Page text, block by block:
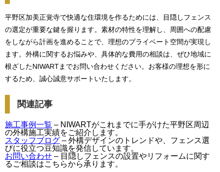
平野区加美正覚寺で快適な住環境を作るためには、目隠しフェンス
の選定が重要な鍵を握ります。素材の特性を理解し、周囲への配慮
をしながら計画を進めることで、理想のプライベート空間が実現し
ます。外構に関するお悩みや、具体的な費用の相談は、ぜひ地域に
根ざしたNIWARTまでお問い合わせください。お客様の理想を形に
するため、誠心誠意サポートいたします。
関連記事
施工事例一覧 – NIWARTがこれまでに手がけた平野区周辺
の外構施工実績をご紹介します。
スタッフブログ – 外構デザインのトレンドや、フェンス選
びに役立つ豆知識を発信しています。
お問い合わせ – 目隠しフェンスの設置やリフォームに関す
るご相談はこちらから承ります。